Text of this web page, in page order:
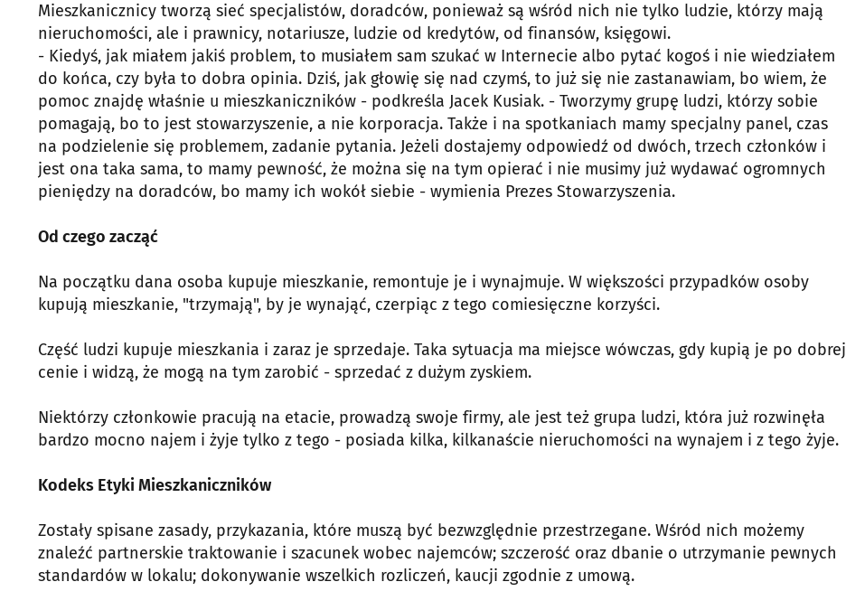
Mieszkanicznicy tworzą sieć specjalistów, doradców, ponieważ są wśród nich nie tylko ludzie, którzy mają
nieruchomości, ale i prawnicy, notariusze, ludzie od kredytów, od finansów, księgowi.
- Kiedyś, jak miałem jakiś problem, to musiałem sam szukać w Internecie albo pytać kogoś i nie wiedziałem
do końca, czy była to dobra opinia. Dziś, jak głowię się nad czymś, to już się nie zastanawiam, bo wiem, że
pomoc znajdę właśnie u mieszkaniczników - podkreśla Jacek Kusiak. - Tworzymy grupę ludzi, którzy sobie
pomagają, bo to jest stowarzyszenie, a nie korporacja. Także i na spotkaniach mamy specjalny panel, czas
na podzielenie się problemem, zadanie pytania. Jeżeli dostajemy odpowiedź od dwóch, trzech członków i
jest ona taka sama, to mamy pewność, że można się na tym opierać i nie musimy już wydawać ogromnych
pieniędzy na doradców, bo mamy ich wokół siebie - wymienia Prezes Stowarzyszenia.
Od czego zacząć
Na początku dana osoba kupuje mieszkanie, remontuje je i wynajmuje. W większości przypadków osoby
kupują mieszkanie, "trzymają", by je wynająć, czerpiąc z tego comiesięczne korzyści.
Część ludzi kupuje mieszkania i zaraz je sprzedaje. Taka sytuacja ma miejsce wówczas, gdy kupią je po dobrej
cenie i widzą, że mogą na tym zarobić - sprzedać z dużym zyskiem.
Niektórzy członkowie pracują na etacie, prowadzą swoje firmy, ale jest też grupa ludzi, która już rozwinęła
bardzo mocno najem i żyje tylko z tego - posiada kilka, kilkanaście nieruchomości na wynajem i z tego żyje.
Kodeks Etyki Mieszkaniczników
Zostały spisane zasady, przykazania, które muszą być bezwzględnie przestrzegane. Wśród nich możemy
znaleźć partnerskie traktowanie i szacunek wobec najemców; szczerość oraz dbanie o utrzymanie pewnych
standardów w lokalu; dokonywanie wszelkich rozliczeń, kaucji zgodnie z umową.